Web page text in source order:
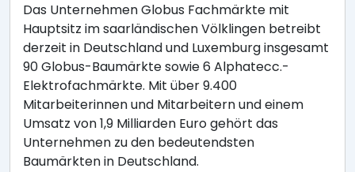
Das Unternehmen Globus Fachmärkte mit
Hauptsitz im saarländischen Völklingen betreibt
derzeit in Deutschland und Luxemburg insgesamt
90 Globus-Baumärkte sowie 6 Alphatecc.-
Elektrofachmärkte. Mit über 9.400
Mitarbeiterinnen und Mitarbeitern und einem
Umsatz von 1,9 Milliarden Euro gehört das
Unternehmen zu den bedeutendsten
Baumärkten in Deutschland.